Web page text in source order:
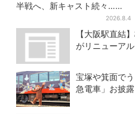
半戦へ、新キャスト続々…
「豊臣兄弟！」振り返り＆第
30回あらすじ
2026.8.4
【大阪駅直結
がリニューア
宝塚や箕面で
急電車」お披